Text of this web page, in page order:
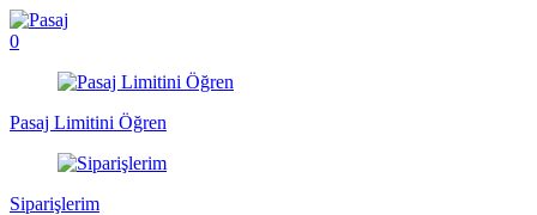
0
Pasaj Limitini Öğren
Siparişlerim